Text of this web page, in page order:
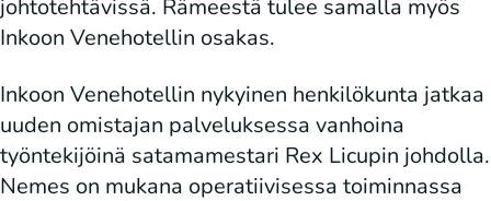
johtotehtävissä. Rämeestä tulee samalla myös
Inkoon Venehotellin osakas.
Inkoon Venehotellin nykyinen henkilökunta jatkaa
uuden omistajan palveluksessa vanhoina
työntekijöinä satamamestari Rex Licupin johdolla.
Nemes on mukana operatiivisessa toiminnassa